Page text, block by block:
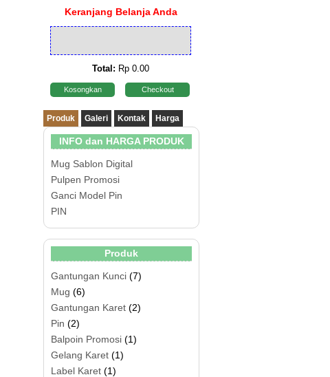
Keranjang Belanja Anda
Total: Rp 0.00
Kosongkan Checkout
Produk Galeri Kontak Harga
INFO dan HARGA PRODUK
Mug Sablon Digital
Pulpen Promosi
Ganci Model Pin
PIN
Produk
Gantungan Kunci (7)
Mug (6)
Gantungan Karet (2)
Pin (2)
Balpoin Promosi (1)
Gelang Karet (1)
Label Karet (1)